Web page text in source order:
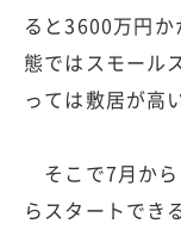
ると3600万円
態ではスモール
っては敷居が高
そこで7月か
らスタートでき